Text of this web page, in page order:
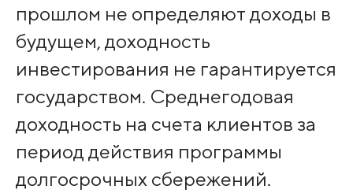
прошлом не определяют доходы в
будущем, доходность
инвестирования не гарантируется
государством. Среднегодовая
доходность на счета клиентов за
период действия программы
долгосрочных сбережений.